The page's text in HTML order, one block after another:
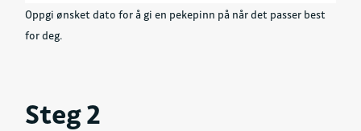
Oppgi ønsket dato for å gi en pekepinn på når det passer best
for deg.
Steg 2